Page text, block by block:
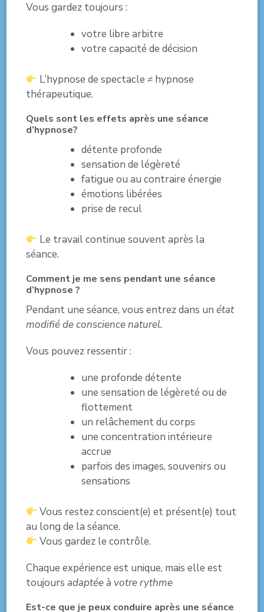
Vous gardez toujours :
votre libre arbitre
votre capacité de décision
L’hypnose de spectacle ≠ hypnose
thérapeutique.
Quels sont les effets après une séance
d’hypnose?
détente profonde
sensation de légèreté
fatigue ou au contraire énergie
émotions libérées
prise de recul
Le travail continue souvent après la
séance.
Comment je me sens pendant une séance
d’hypnose ?
Pendant une séance, vous entrez dans un état
modifié de conscience naturel.
Vous pouvez ressentir :
une profonde détente
une sensation de légèreté ou de
flottement
un relâchement du corps
une concentration intérieure
accrue
parfois des images, souvenirs ou
sensations
Vous restez conscient(e) et présent(e) tout
au long de la séance.
Vous gardez le contrôle.
Chaque expérience est unique, mais elle est
toujours adaptée à votre rythme
Est-ce que je peux conduire après une séance